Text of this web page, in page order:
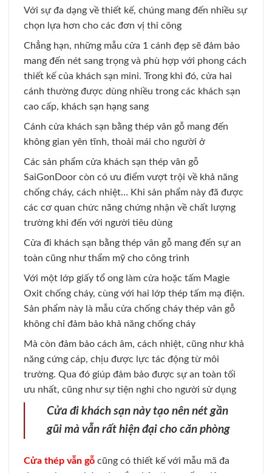
Với sự đa dạng về thiết kế, chúng mang đến nhiều sự
chọn lựa hơn cho các đơn vị thi công
Chẳng hạn, những mẫu cửa 1 cánh đẹp sẽ đảm bảo
mang đến nét sang trọng và phù hợp với phong cách
thiết kế của khách sạn mini. Trong khi đó, cửa hai
cánh thường được dùng nhiều trong các khách sạn
cao cấp, khách sạn hạng sang
Cánh cửa khách sạn bằng thép vân gỗ mang đến
không gian yên tĩnh, thoải mái cho người ở
Các sản phẩm cửa khách sạn thép vân gỗ
SaiGonDoor còn có ưu điểm vượt trội về khả năng
chống cháy, cách nhiệt… Khi sản phẩm này đã được
các cơ quan chức năng chứng nhận về chất lượng
trường khi đến với người tiêu dùng
Cửa đi khách sạn bằng thép vân gỗ mang đến sự an
toàn cũng như thẩm mỹ cho công trình
Với một lớp giấy tổ ong làm cửa hoặc tấm Magie
Oxit chống cháy, cùng với hai lớp thép tấm mạ điện.
Sản phẩm này là mẫu cửa chống cháy thép vân gỗ
không chỉ đảm bảo khả năng chống cháy
Mà còn đảm bảo cách âm, cách nhiệt, cũng như khả
năng cứng cáp, chịu được lực tác động từ môi
trường. Qua đó giúp đảm bảo được sự an toàn tối
ưu nhất, cũng như sự tiện nghi cho người sử dụng
Cửa đi khách sạn này tạo nên nét gần
gũi mà vẫn rất hiện đại cho căn phòng
Cửa thép vẫn gỗ cũng có thiết kế với mẫu mã đa